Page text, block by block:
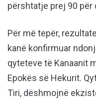
përshtatje prej 90 për
Për më tepër,
kanë konfirmuar
qyteteve të Kanaanit
Epokës së Hekurit.
Tiri, dëshmojnë